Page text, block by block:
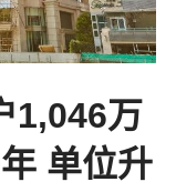
1,046万
单位升